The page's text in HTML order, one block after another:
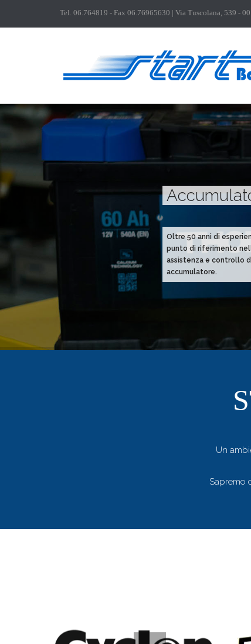
Tel. 06.764819 - Fax 06.76965630 | Via Tuscolana, 539 -
Oltre 50 anni di
punto di riferimento
assistenza e controllo
accumulatore.
Un
Sapremo